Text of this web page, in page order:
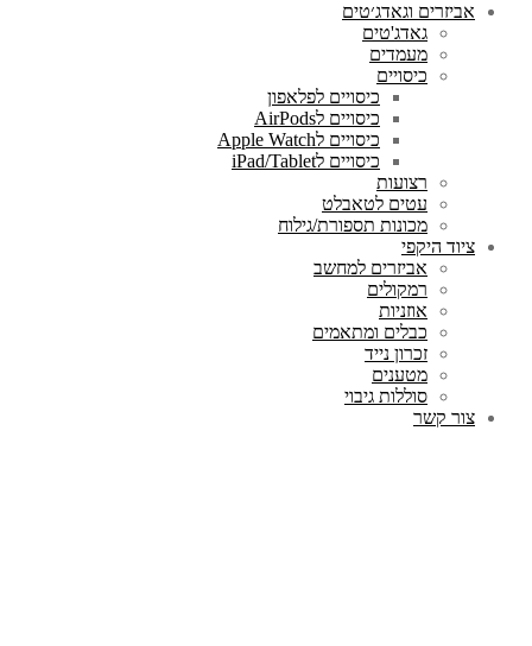
אביזרים וגאדג׳טים
גאדג'טים
מעמדים
כיסויים
כיסויים לפלאפון
כיסויים לAirPods
כיסויים לApple Watch
כיסויים לiPad/Tablet
רצועות
עטים לטאבלט
מכונות תספורת/גילוח
ציוד היקפי
אביזרים למחשב
רמקולים
אוזניות
כבלים ומתאמים
זכרון נייד
מטענים
סוללות גיבוי
צור קשר